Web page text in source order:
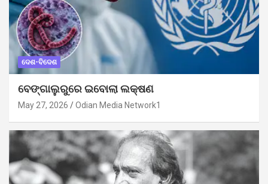
ଦେଶ-ବିଦେଶ
ବେଙ୍ଗାଲୁରୁରେ ଇବୋଲା ଲକ୍ଷଣ
May 27, 2026 Odian Media Network1